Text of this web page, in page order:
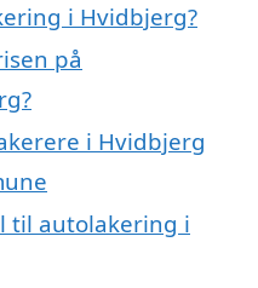
i Hvidbjerg?
på
i Hvidbjerg
til autolakering i